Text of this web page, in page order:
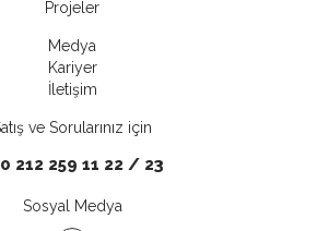
Projeler
Medya
Kariyer
İletişim
ve Sorularınız için
212 259 11 22 / 23
Sosyal Medya